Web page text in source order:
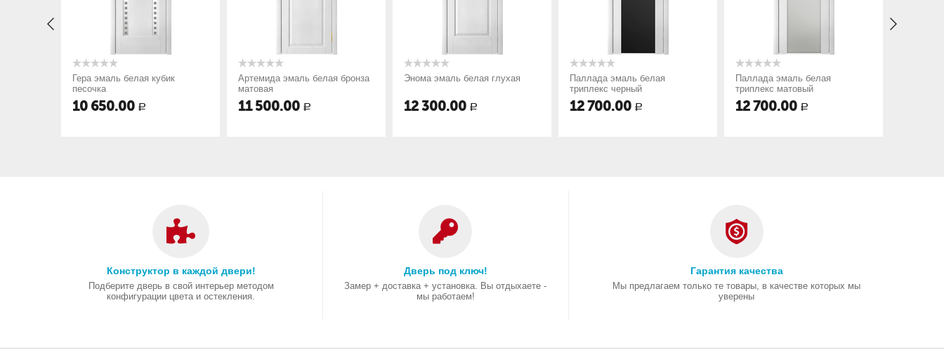
Гера эмаль белая кубик
песочка
10 650.00 Р
Артемида эмаль белая бронза
матовая
11 500.00 Р
Энома эмаль белая глухая
12 300.00 Р
Паллада эмаль белая
триплекс черный
12 700.00 Р
Паллада эмаль белая
триплекс матовый
12 700.00 Р
Конструктор в каждой двери!
Подберите дверь в свой интерьер методом
конфигурации цвета и остекления.
Дверь под ключ!
Замер + доставка + установка. Вы отдыхаете -
мы работаем!
Гарантия качества
Мы предлагаем только те товары, в качестве которых мы
уверены